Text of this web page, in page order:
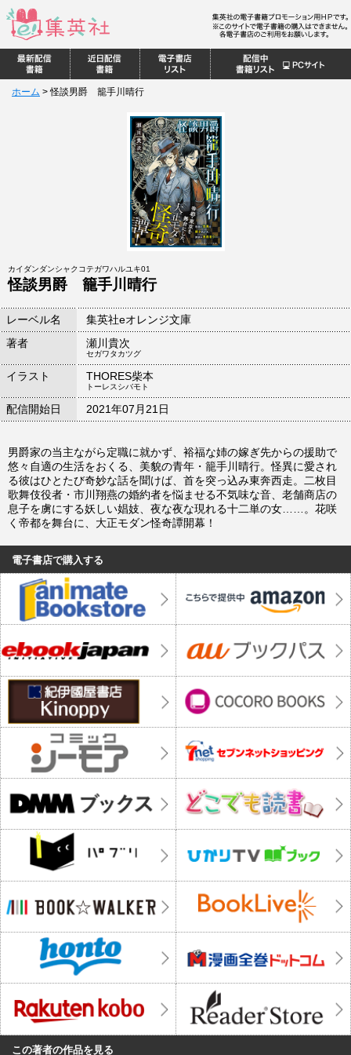
ホーム >怪談男爵 籠手川晴行
カイダンダンシャクコテガワハルユキ01
怪談男爵 籠手川晴行
レーベル名
集英社eオレンジ文庫
著者
瀬川貴次
セガワタカツグ
イラスト THORES柴本
トーレスシバモト
配信開始日 2021年07月21日
男爵家の当主ながら定職に就かず、裕福な姉の嫁ぎ先からの援助で
悠々自適の生活をおくる、美貌の青年・籠手川晴行。怪異に愛され
る彼はひとたび奇妙な話を聞けば、首を突っ込み東奔西走。二枚目
歌舞伎役者・市川翔燕の婚約者を悩ませる不気味な音、老舗商店の
息子を虜にする妖しい娼妓、夜な夜な現れる十二単の女……。花咲
く帝都を舞台に、大正モダン怪奇譚開幕！
電子書店で購入する
この著者の作品を見る